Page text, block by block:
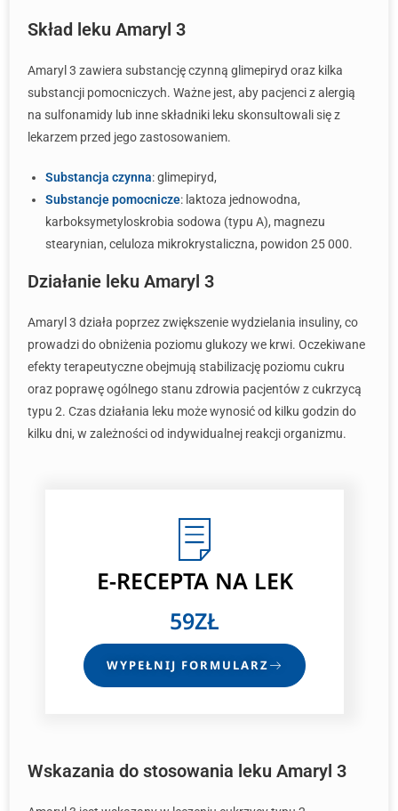
Skład leku Amaryl 3
Amaryl 3 zawiera substancję czynną glimepiryd oraz kilka
substancji pomocniczych. Ważne jest, aby pacjenci z alergią
na sulfonamidy lub inne składniki leku skonsultowali się z
lekarzem przed jego zastosowaniem.
Substancja czynna: glimepiryd,
Substancje pomocnicze: laktoza jednowodna,
karboksymetyloskrobia sodowa (typu A), magnezu
stearynian, celuloza mikrokrystaliczna, powidon 25 000.
Działanie leku Amaryl 3
Amaryl 3 działa poprzez zwiększenie wydzielania insuliny, co
prowadzi do obniżenia poziomu glukozy we krwi. Oczekiwane
efekty terapeutyczne obejmują stabilizację poziomu cukru
oraz poprawę ogólnego stanu zdrowia pacjentów z cukrzycą
typu 2. Czas działania leku może wynosić od kilku godzin do
kilku dni, w zależności od indywidualnej reakcji organizmu.
E-RECEPTANA LEK
59ZŁ
WYPEŁNIJ FORMULARZ
Wskazania do stosowania leku Amaryl 3